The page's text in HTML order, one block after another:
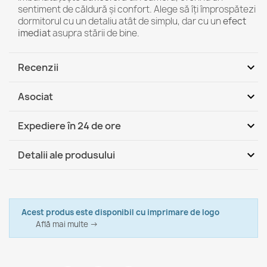
sentiment de căldură și confort. Alege să îți împrospătezi
dormitorul cu un detaliu atât de simplu, dar cu unefect
imediatasupra stării de bine.
Recenzii expand_more
Asociat expand_more
133,99 lej
Expediere în 24 de ore expand_more
DHL / GLS România - Ramburs (COD)
Detalii ale produsului expand_more
Fisa tehnica
Culoare
Acest produs este disponibil cu imprimare de logo
Află mai multe →